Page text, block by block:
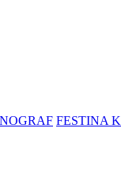
FESTINA